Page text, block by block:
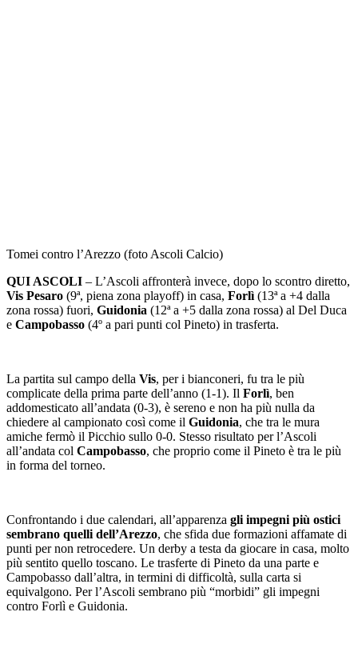
Tomei contro l’Arezzo (foto Ascoli Calcio)
QUI ASCOLI – L’Ascoli affronterà invece, dopo lo scontro diretto,
Vis Pesaro (9ª, piena zona playoff) in casa, Forlì (13ª a +4 dalla
zona rossa) fuori, Guidonia (12ª a +5 dalla zona rossa) al Del Duca
e Campobasso (4º a pari punti col Pineto) in trasferta.
La partita sul campo della Vis, per i bianconeri, fu tra le più
complicate della prima parte dell’anno (1-1). Il Forlì, ben
addomesticato all’andata (0-3), è sereno e non ha più nulla da
chiedere al campionato così come il Guidonia, che tra le mura
amiche fermò il Picchio sullo 0-0. Stesso risultato per l’Ascoli
all’andata col Campobasso, che proprio come il Pineto è tra le più
in forma del torneo.
Confrontando i due calendari, all’apparenza gli impegni più ostici
sembrano quelli dell’Arezzo, che sfida due formazioni affamate di
punti per non retrocedere. Un derby a testa da giocare in casa, molto
più sentito quello toscano. Le trasferte di Pineto da una parte e
Campobasso dall’altra, in termini di difficoltà, sulla carta si
equivalgono. Per l’Ascoli sembrano più “morbidi” gli impegni
contro Forlì e Guidonia.